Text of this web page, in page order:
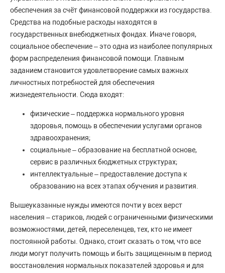
обеспечения за счёт финансовой поддержки из государства.
Средства на подобные расходы находятся в
государственных внебюджетных фондах. Иначе говоря,
социальное обеспечение – это одна из наиболее популярных
форм распределения финансовой помощи. Главным
заданием становится удовлетворение самых важных
личностных потребностей для обеспечения
жизнедеятельности. Сюда входят:
физические – поддержка нормального уровня
здоровья, помощь в обеспечении услугами органов
здравоохранения;
социальные – образование на бесплатной основе,
сервис в различных бюджетных структурах;
интеллектуальные – предоставление доступа к
образованию на всех этапах обучения и развития.
Вышеуказанные нужды имеются почти у всех верст
населения – стариков, людей с ограниченными физическими
возможностями, детей, переселенцев, тех, кто не имеет
постоянной работы. Однако, стоит сказать о том, что все
люди могут получить помощь и быть защищенным в период
восстановления нормальных показателей здоровья и для